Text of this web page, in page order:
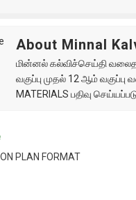
About Minnal
மின்னல் கல்விச்செய்தி
வகுப்பு முதல் 12 ஆம்
MATERIALS பதிவு
PLAN FORMAT